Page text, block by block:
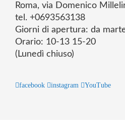
Roma, via Domenico
tel. +0693563138
Giorni di apertura: da
Orario: 10-13 15-20
(Lunedì chiuso)
facebook instagram YouTube